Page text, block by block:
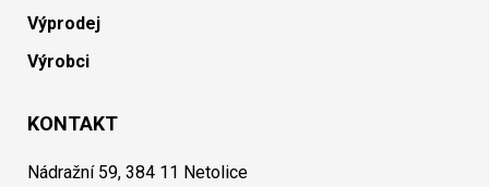
Výprodej
Výrobci
KONTAKT
Nádražní 59, 384 11 Netolice